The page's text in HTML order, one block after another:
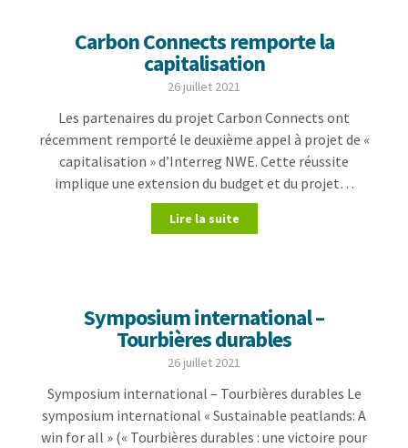
Carbon Connects remporte la
capitalisation
26 juillet 2021
Les partenaires du projet Carbon Connects ont
récemment remporté le deuxième appel à projet de «
capitalisation » d’Interreg NWE. Cette réussite
implique une extension du budget et du projet…
Lire la suite
Symposium international –
Tourbières durables
26 juillet 2021
Symposium international – Tourbières durables Le
symposium international « Sustainable peatlands: A
win for all » (« Tourbières durables : une victoire pour